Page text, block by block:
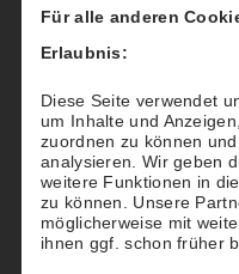
Möchten Sie Ihren
"Tennis-Service"
Dann reservieren
nach deren
TTHC.
Gern richten wir
Hotel-Konditionen
Für alle anderen
Erlaubnis:
Diese Seite verwendet
um Inhalte und
zuordnen zu können
analysieren. Wir geben
weitere Funktionen in
zu können. Unsere
möglicherweise mit
ihnen ggf. schon früher